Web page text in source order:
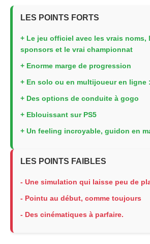
LES POINTS FORTS
+ Le jeu officiel avec les vrais noms,
sponsors et le vrai championnat
+ Enorme marge de progression
+ En solo ou en multijoueur en ligne
+ Des options de conduite à gogo
+ Eblouissant sur PS5
+ Un feeling incroyable, guidon en
LES POINTS FAIBLES
- Une simulation qui laisse peu de
- Pointu au début, comme toujours
- Des cinématiques à parfaire.